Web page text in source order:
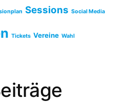
Sessions Social Media
Tickets Vereine Wahl